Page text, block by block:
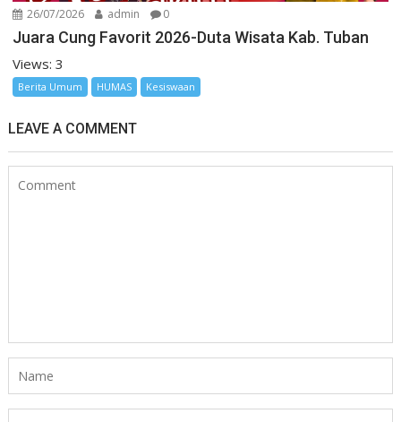
26/07/2026 admin 0
Juara Cung Favorit 2026-Duta Wisata Kab. Tuban
Views: 3
Berita Umum HUMAS Kesiswaan
LEAVE A COMMENT